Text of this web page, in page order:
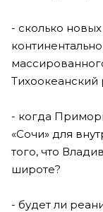
- сколько
Тихоокеанский
- когда
«Сочи» для
того, что
широте?
- будет ли